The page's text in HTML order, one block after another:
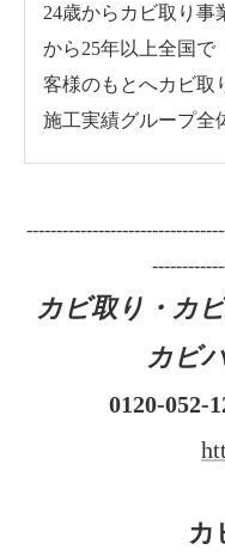
24歳からカビ取り事
から25年以上全国で
客様のもとへカビ取
施工実績グループ全
カビ取り・カ
カビ
0120-052-
カ